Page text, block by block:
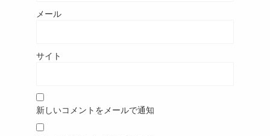
メール
サイト
新しいコメントをメールで通知